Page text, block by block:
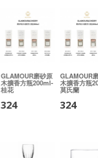
GLAMOUR磨砂原
木擴香方瓶200ml-
桂花
324
GLAMOUR
木擴香方瓶
莫氏蘭
324